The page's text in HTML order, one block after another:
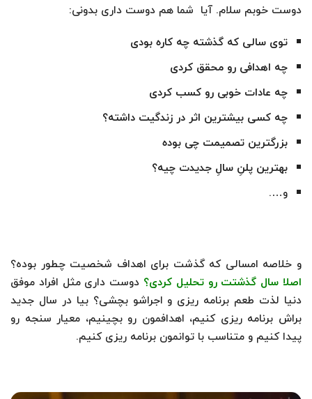
دوست خوبم سلام. آیا شما هم دوست داری بدونی:
توی سالی که گذشته چه کاره بودی
چه اهدافی رو محقق کردی
چه عادات خوبی رو کسب کردی
چه کسی بیشترین اثر در زندگیت داشته؟
بزرگترین تصمیمت چی بوده
بهترین پلنِ سالِ جدیدت چیه؟
و….
و خلاصه امسالی که گذشت برای اهداف شخصیت چطور بوده؟
اصلا سال گذشتت رو تحلیل کردی؟ دوست داری مثل افراد موفق
دنیا لذت طعم برنامه ریزی و اجراشو بچشی؟ بیا در سال جدید
براش برنامه ریزی کنیم، اهدافمون رو بچینیم، معیار سنجه رو
پیدا کنیم و متناسب با توانمون برنامه ریزی کنیم.